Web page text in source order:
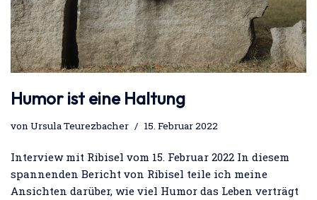
Humor ist eine Haltung
vonUrsula Teurezbacher 15. Februar 2022
Interview mit Ribisel vom 15. Februar 2022 In diesem
spannenden Bericht von Ribisel teile ich meine
Ansichten darüber, wie viel Humor das Leben verträgt